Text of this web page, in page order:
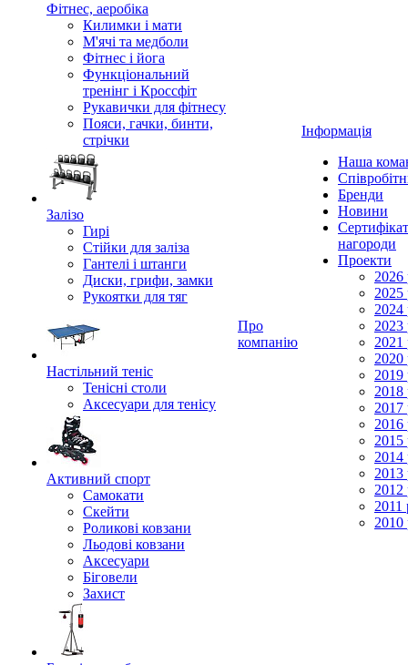
Фітнес, аеробіка
Килимки і мати
М'ячі та медболи
Фітнес і йога
Функціональний
тренінг і Кроссфіт
Рукавички для фітнесу
Пояси, гачки, бинти,
стрічки
Залізо
Гирі
Стійки для заліза
Гантелі і штанги
Диски, грифи, замки
Рукоятки для тяг
Настільний теніс
Тенісні столи
Аксесуари для тенісу
Активний спорт
Самокати
Скейти
Роликові ковзани
Льодові ковзани
Аксесуари
Біговели
Захист
Про
компанію
Інформація
Наша
Бренди
Новини
нагороди
Проекти
2026
2025
2024
2023
2021
2020
2019
2018
2017
2016
2015
2014
2013
2012
2011
2010